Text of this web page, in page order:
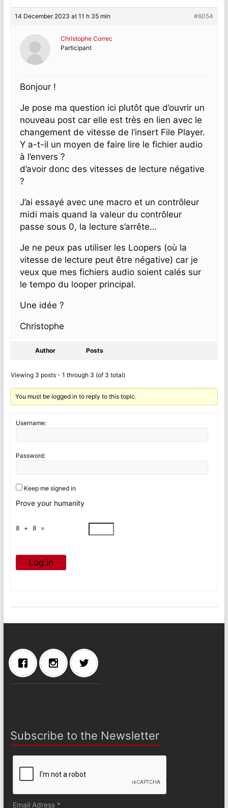
14 December 2023 at 11 h 35 min #6054
Christophe Correc
Participant
Bonjour !
Je pose ma question ici plutôt que d’ouvrir un
nouveau post car elle est très en lien avec le
changement de vitesse de l’insert File Player.
Y a-t-il un moyen de faire lire le fichier audio
à l’envers ?
d’avoir donc des vitesses de lecture négative
?
J’ai essayé avec une macro et un contrôleur
midi mais quand la valeur du contrôleur
passe sous 0, la lecture s’arrête…
Je ne peux pas utiliser les Loopers (où la
vitesse de lecture peut être négative) car je
veux que mes fichiers audio soient calés sur
le tempo du looper principal.
Une idée ?
Christophe
Author Posts
Viewing 3 posts - 1 through 3 (of 3 total)
You must be logged in to reply to this topic.
Username:
Password:
Keep me signed in
Prove your humanity
8 + 8 =
Log In
Subscribe to the Newsletter
Email Adress *